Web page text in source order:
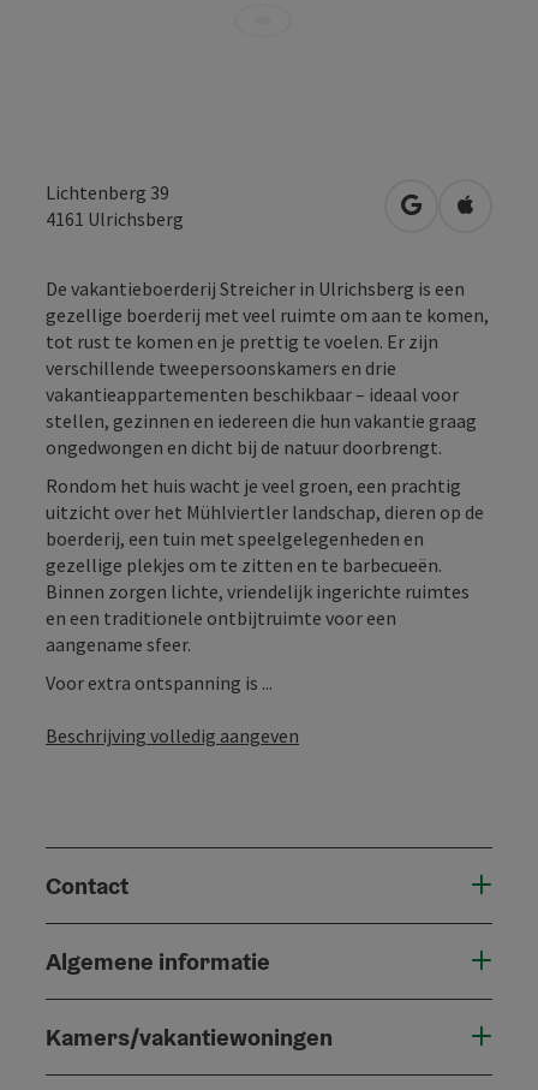
Lichtenberg 39
4161 Ulrichsberg Openen in
De vakantieboerderij Streicher in Ulrichsberg is een
gezellige boerderij met veel ruimte om aan te komen,
tot rust te komen en je prettig te voelen. Er zijn
verschillende tweepersoonskamers en drie
vakantieappartementen beschikbaar – ideaal voor
stellen, gezinnen en iedereen die hun vakantie graag
ongedwongen en dicht bij de natuur doorbrengt.
Rondom het huis wacht je veel groen, een prachtig
uitzicht over het Mühlviertler landschap, dieren op de
boerderij, een tuin met speelgelegenheden en
gezellige plekjes om te zitten en te barbecueën.
Binnen zorgen lichte, vriendelijk ingerichte ruimtes
en een traditionele ontbijtruimte voor een
aangename sfeer.
Voor extra ontspanning is ...
Beschrijving volledig aangeven
Contact
Algemene informatie
Kamers/vakantiewoningen